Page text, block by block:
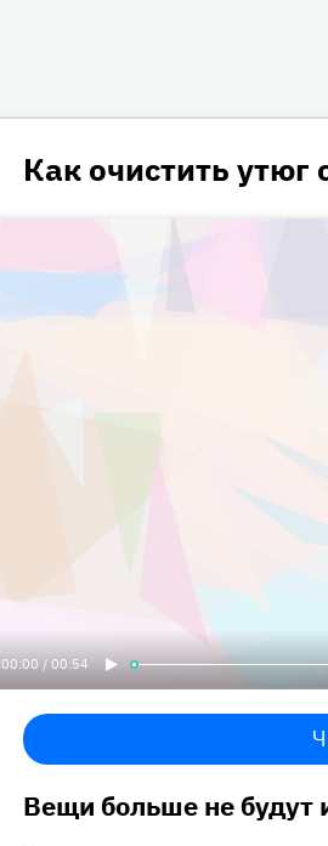
Как очистить
00:00 / 00:54
Вещи больше не будут